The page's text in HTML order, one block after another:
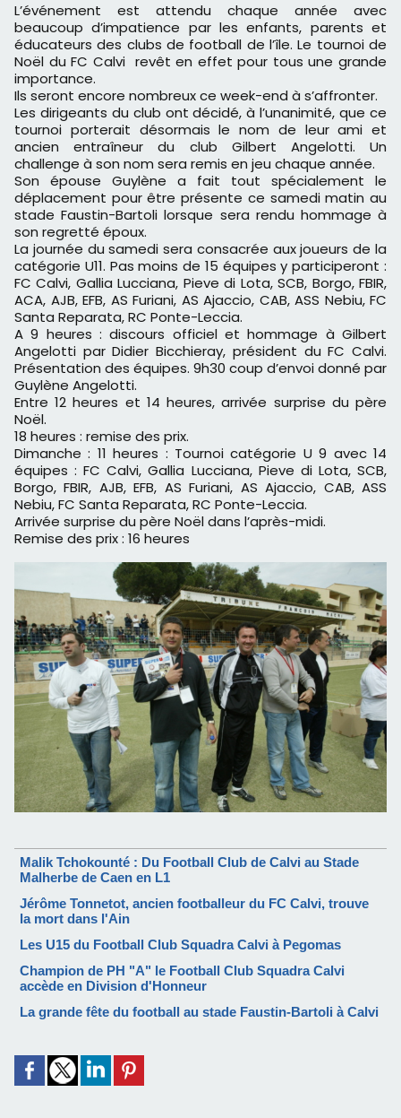
L’événement est attendu chaque année avec
beaucoup d’impatience par les enfants, parents et
éducateurs des clubs de football de l’île. Le tournoi de
Noël du FC Calvi revêt en effet pour tous une grande
importance.
Ils seront encore nombreux ce week-end à s’affronter.
Les dirigeants du club ont décidé, à l’unanimité, que ce
tournoi porterait désormais le nom de leur ami et
ancien entraîneur du club Gilbert Angelotti. Un
challenge à son nom sera remis en jeu chaque année.
Son épouse Guylène a fait tout spécialement le
déplacement pour être présente ce samedi matin au
stade Faustin-Bartoli lorsque sera rendu hommage à
son regretté époux.
La journée du samedi sera consacrée aux joueurs de la
catégorie U11. Pas moins de 15 équipes y participeront :
FC Calvi, Gallia Lucciana, Pieve di Lota, SCB, Borgo, FBIR,
ACA, AJB, EFB, AS Furiani, AS Ajaccio, CAB, ASS Nebiu, FC
Santa Reparata, RC Ponte-Leccia.
A 9 heures : discours officiel et hommage à Gilbert
Angelotti par Didier Bicchieray, président du FC Calvi.
Présentation des équipes. 9h30 coup d’envoi donné par
Guylène Angelotti.
Entre 12 heures et 14 heures, arrivée surprise du père
Noël.
18 heures : remise des prix.
Dimanche : 11 heures : Tournoi catégorie U 9 avec 14
équipes : FC Calvi, Gallia Lucciana, Pieve di Lota, SCB,
Borgo, FBIR, AJB, EFB, AS Furiani, AS Ajaccio, CAB, ASS
Nebiu, FC Santa Reparata, RC Ponte-Leccia.
Arrivée surprise du père Noël dans l’après-midi.
Remise des prix : 16 heures
Malik Tchokounté : Du Football Club de Calvi au Stade
Malherbe de Caen en L1
Jérôme Tonnetot, ancien footballeur du FC Calvi, trouve
la mort dans l'Ain
Les U15 du Football Club Squadra Calvi à Pegomas
Champion de PH "A" le Football Club Squadra Calvi
accède en Division d'Honneur
La grande fête du football au stade Faustin-Bartoli à Calvi